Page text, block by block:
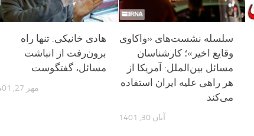
هادی خانیکی: تنها راه
برون‌رفت از انباشت
مسائل، گفتگوست
مهر 27, 1401
سلسله نشست‌های «واکاوی
وقایع اخیر»؛ کارشناسان
مسائل بین‌الملل: آمریکا از
هر راهی علیه ایران استفاده
می‌کند
آبان 30, 1401